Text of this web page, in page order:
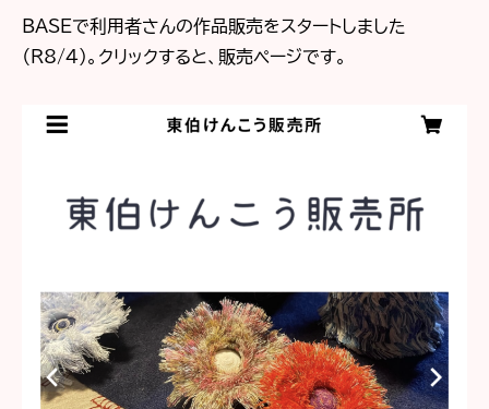
BASEで利用者さんの作品販売をスタートしました
（R8/4)。クリックすると、販売ページです。